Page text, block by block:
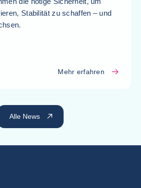
Alle News
Stabilität zu schaffen – und
Mehr erfahren